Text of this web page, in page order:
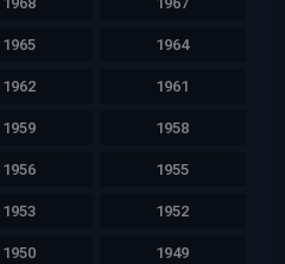
1965 1964
1962 1961
1959 1958
1956 1955
1953 1952
1950 1949